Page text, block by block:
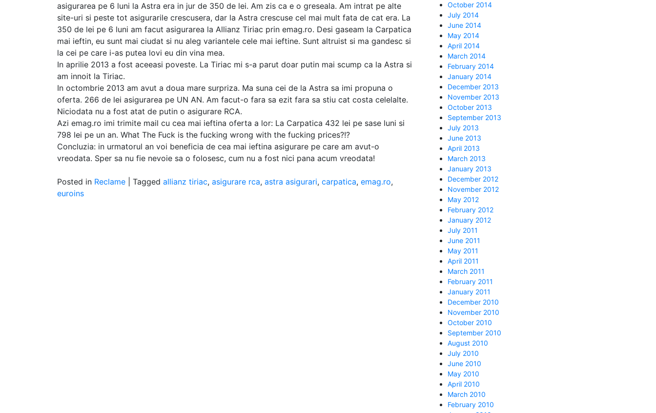
asigurarea pe 6 luni la Astra era in jur de 350 de lei. Am zis ca e o greseala. Am intrat pe alte
site-uri si peste tot asigurarile crescusera, dar la Astra crescuse cel mai mult fata de cat era. La
350 de lei pe 6 luni am facut asigurarea la Allianz Tiriac prin emag.ro. Desi gaseam la Carpatica
mai ieftin, eu sunt mai ciudat si nu aleg variantele cele mai ieftine. Sunt altruist si ma gandesc si
la cei pe care i-as putea lovi eu din vina mea.
In aprilie 2013 a fost aceeasi poveste. La Tiriac mi s-a parut doar putin mai scump ca la Astra si
am innoit la Tiriac.
In octombrie 2013 am avut a doua mare surpriza. Ma suna cei de la Astra sa imi propuna o
oferta. 266 de lei asigurarea pe UN AN. Am facut-o fara sa ezit fara sa stiu cat costa celelalte.
Niciodata nu a fost atat de putin o asigurare RCA.
Azi emag.ro imi trimite mail cu cea mai ieftina oferta a lor: La Carpatica 432 lei pe sase luni si
798 lei pe un an. What The Fuck is the fucking wrong with the fucking prices?!?
Concluzia: in urmatorul an voi beneficia de cea mai ieftina asigurare pe care am avut-o
vreodata. Sper sa nu fie nevoie sa o folosesc, cum nu a fost nici pana acum vreodata!
Posted in Reclame Tagged allianz tiriac, asigurare rca, astra asigurari, carpatica, emag.ro,
euroins
October 2014
July 2014
June 2014
May 2014
April 2014
March 2014
February 2014
January 2014
December 2013
November 2013
October 2013
September 2013
July 2013
June 2013
April 2013
March 2013
January 2013
December 2012
November 2012
May 2012
February 2012
January 2012
July 2011
June 2011
May 2011
April 2011
March 2011
February 2011
January 2011
December 2010
November 2010
October 2010
September 2010
August 2010
July 2010
June 2010
May 2010
April 2010
March 2010
February 2010